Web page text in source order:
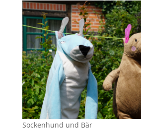
Sockenhund und Bär